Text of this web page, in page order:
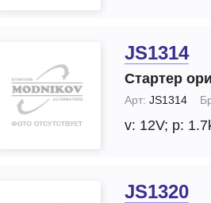
JS1314
Стартер
Арт: JS1314
v: 12V; p:
JS1320